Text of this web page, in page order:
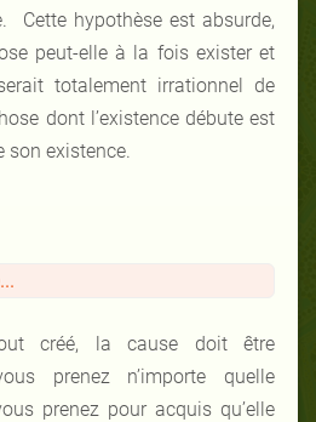
Cette hypothèse est absurde,
peut-elle à la fois exister et
totalement irrationnel de
dont l’existence débute est
son existence.
créé, la cause doit être
prenez n’importe quelle
prenez pour acquis qu’elle